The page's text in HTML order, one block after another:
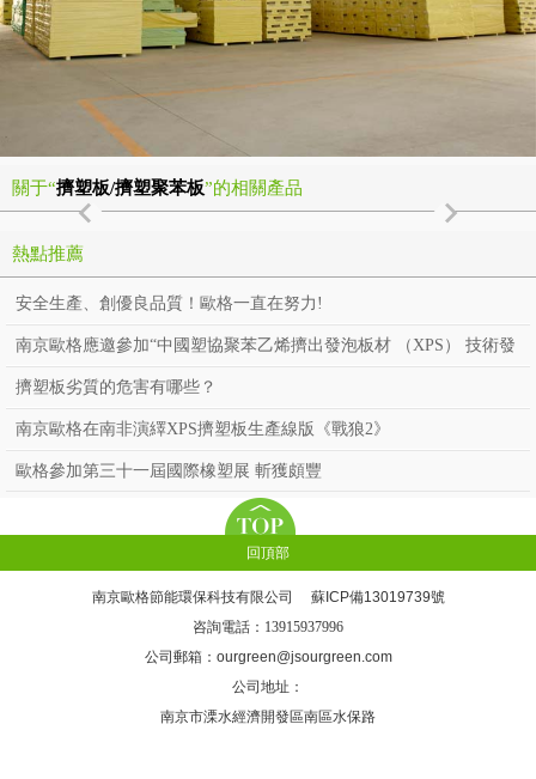
關于“擠塑板/擠塑聚苯板”的相關產品
熱點推薦
安全生產、創優良品質！歐格一直在努力!
南京歐格應邀參加“中國塑協聚苯乙烯擠出發泡板材 （XPS） 技術發
展研討會”
擠塑板劣質的危害有哪些？
南京歐格在南非演繹XPS擠塑板生產線版《戰狼2》
歐格參加第三十一屆國際橡塑展 斬獲頗豐
回頂部
南京歐格節能環保科技有限公司 蘇ICP備13019739號
咨詢電話： 13915937996
公司郵箱：ourgreen@jsourgreen.com
公司地址：
南京市溧水經濟開發區南區水保路